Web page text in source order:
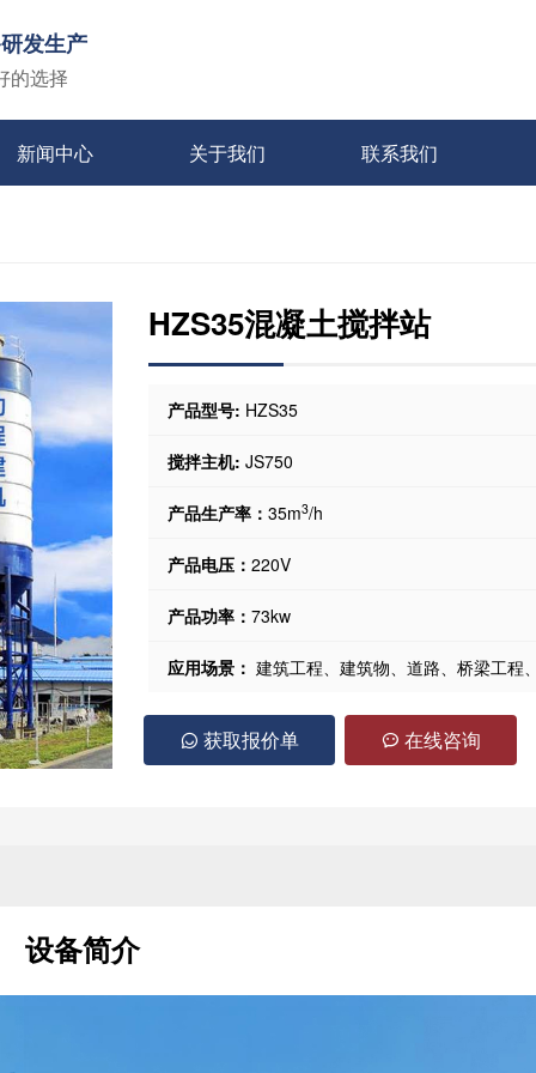
发生产
的选择
新闻中心 关于我们 联系我们
HZS35混凝土搅拌站
产品型号: HZS35
搅拌主机: JS750
产品生产率： 35m3/h
产品电压： 220V
产品功率： 73kw
应用场景： 建筑工程、建筑物、道路、桥梁工程
获取报价单 在线咨询
设备简介